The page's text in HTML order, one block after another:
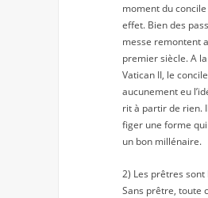
moment du
effet. Bien des
messe remontent
premier siècle. A
Vatican II, le
aucunement eu
rit à partir de rien.
figer une forme
un bon millénaire.
2) Les prêtres sont
Sans prêtre, toute